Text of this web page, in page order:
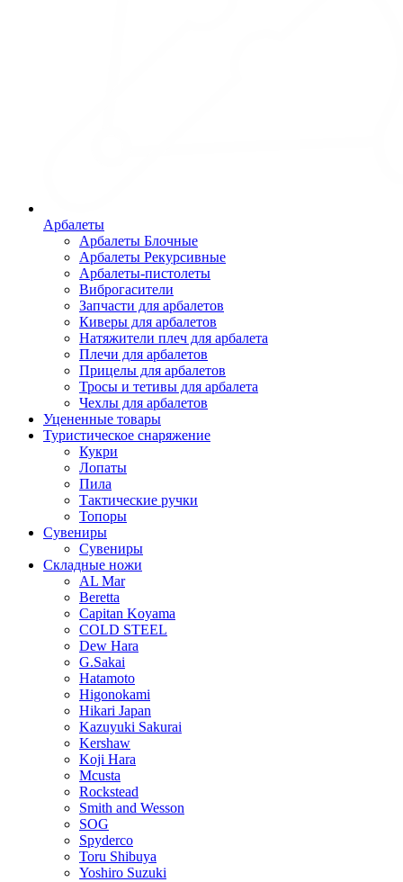
Арбалеты
Арбалеты Блочные
Арбалеты Рекурсивные
Арбалеты-пистолеты
Виброгасители
Запчасти для арбалетов
Киверы для арбалетов
Натяжители плеч для арбалета
Плечи для арбалетов
Прицелы для арбалетов
Тросы и тетивы для арбалета
Чехлы для арбалетов
Уцененные товары
Туристическое снаряжение
Кукри
Лопаты
Пила
Тактические ручки
Топоры
Сувениры
Сувениры
Складные ножи
AL Mar
Beretta
Capitan Koyama
COLD STEEL
Dew Hara
G.Sakai
Hatamoto
Higonokami
Hikari Japan
Kazuyuki Sakurai
Kershaw
Koji Hara
Mcusta
Rockstead
Smith and Wesson
SOG
Spyderco
Toru Shibuya
Yoshiro Suzuki